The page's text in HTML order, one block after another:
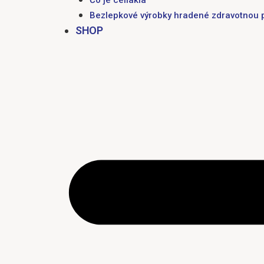
Bezlepkové výrobky hradené zdravotnou
SHOP